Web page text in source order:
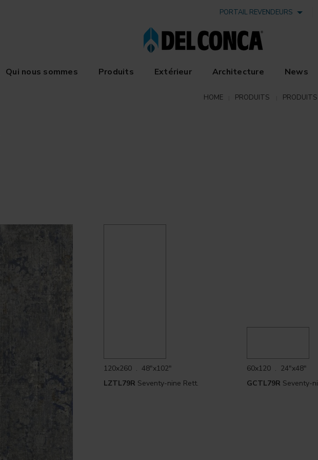
PORTAIL REVENDEURS
Qui nous sommes Produits Extérieur Architecture News
HOME PRODUITS
120x260 . 48"x102"
LZTL79R Seventy-nine Rett.
60x120 . 24"x48"
GCTL79R Seventy-